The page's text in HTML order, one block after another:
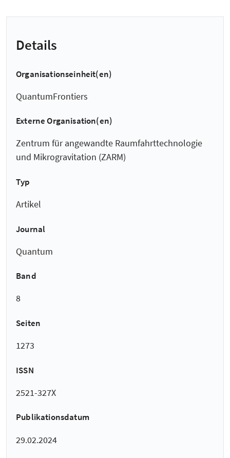
Details
Organisationseinheit(en)
QuantumFrontiers
Externe Organisation(en)
Zentrum für angewandte Raumfahrt­technologie
und Mikro­gravitation (ZARM)
Typ
Artikel
Journal
Quantum
Band
8
Seiten
1273
ISSN
2521-327X
Publikationsdatum
29.02.2024